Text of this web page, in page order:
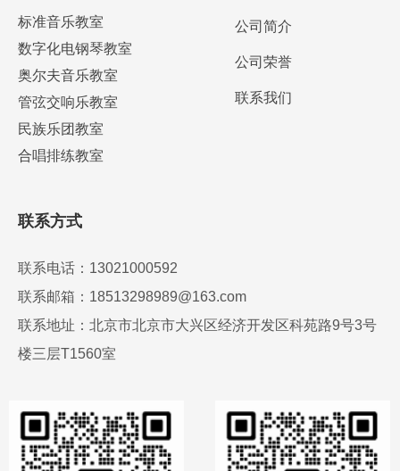
标准音乐教室
数字化电钢琴教室
奥尔夫音乐教室
管弦交响乐教室
民族乐团教室
合唱排练教室
公司简介
公司荣誉
联系我们
联系方式
联系电话：13021000592
联系邮箱：18513298989@163.com
联系地址：北京市北京市大兴区经济开发区科苑路9号3号
楼三层T1560室